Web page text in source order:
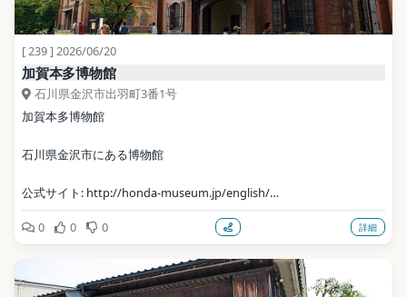
[ 239 ] 2026/06/20
加賀本多博物館
石川県金沢市出羽町3番1号
加賀本多博物館
石川県金沢市にある博物館
公式サイト: http://honda-museum.jp/english/
写真: 663highland / CC BY 2.5（Wikimedia Commons）
地点データ: Wikidata (CC0)
0 0 0 詳細